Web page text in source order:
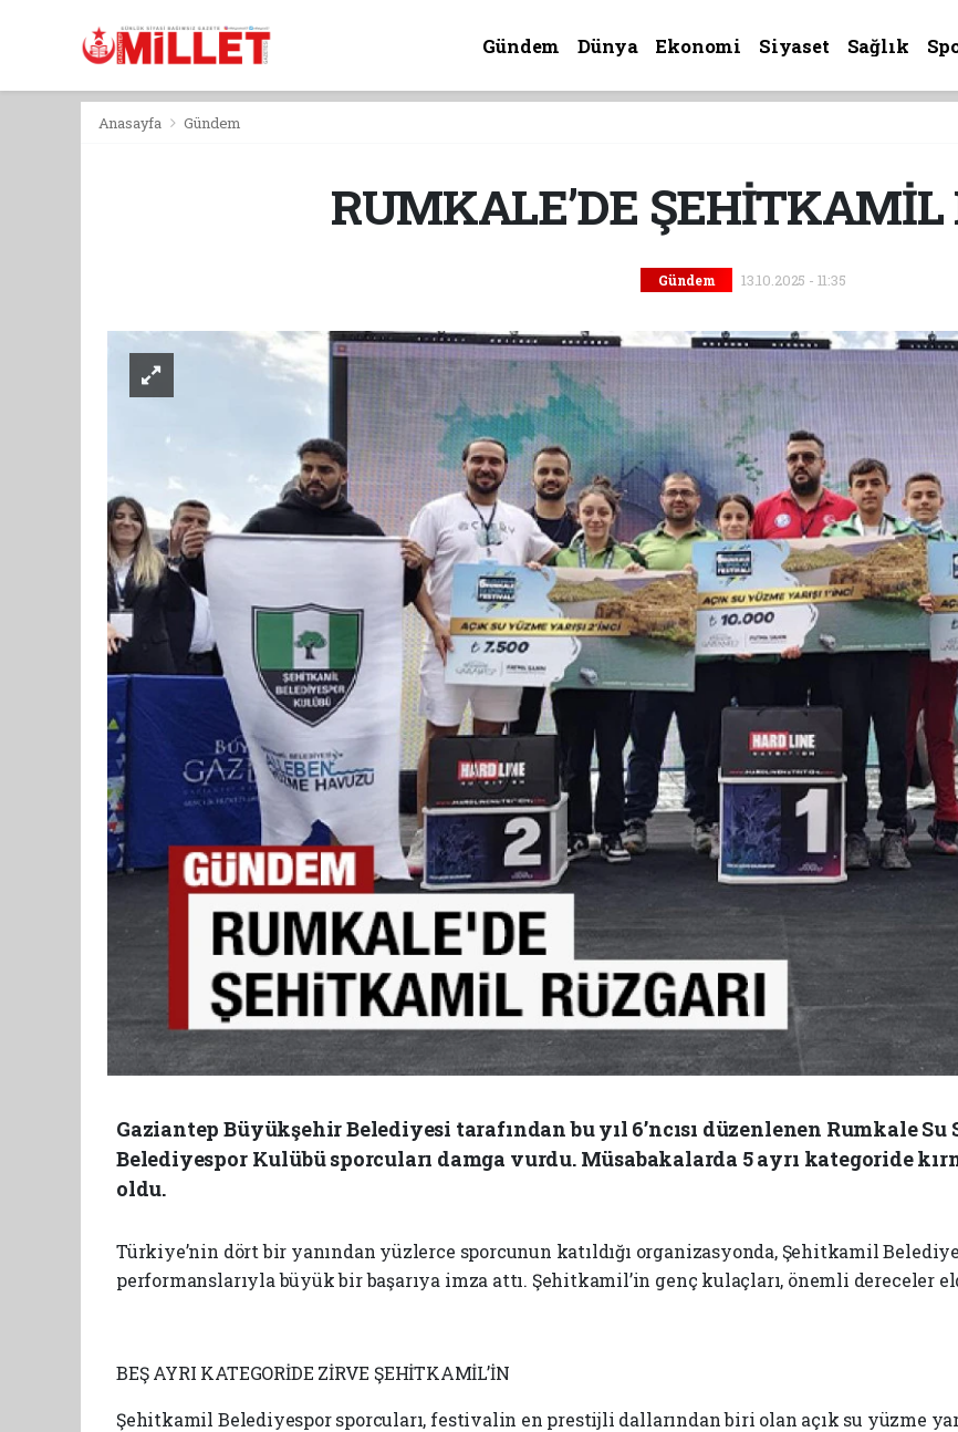
Gündem Dünya Ekonomi Siyaset Sağlık
Anasayfa Gündem
RUMKALE’DE ŞEHİTKAMİL
Gündem 13.10.2025 - 11:35
Gaziantep Büyükşehir Belediyesi tarafından bu yıl 6’ncısı düzenlenen Rumkale
Belediyespor Kulübü sporcuları damga vurdu. Müsabakalarda 5 ayrı kategoride
oldu.
Türkiye’nin dört bir yanından yüzlerce sporcunun katıldığı organizasyonda, Şehitkamil
performanslarıyla büyük bir başarıya imza attı. Şehitkamil’in genç kulaçları, önemli dereceler
BEŞ AYRI KATEGORİDE ZİRVE ŞEHİTKAMİL’İN
Şehitkamil Belediyespor sporcuları, festivalin en prestijli dallarından biri olan açık su yüzme